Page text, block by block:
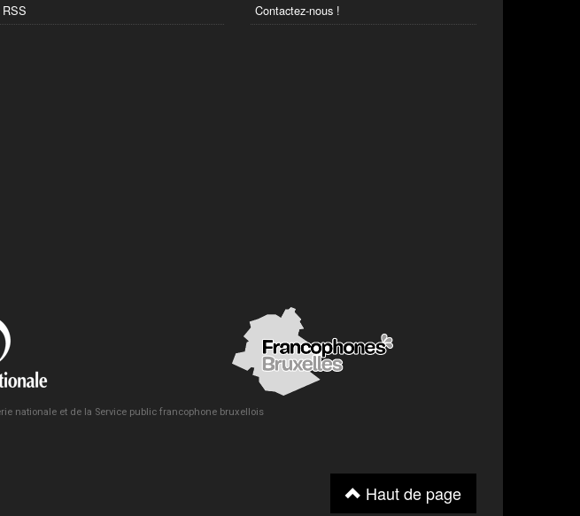
RSS
Contactez-nous !
nationale et de la Service public francophone bruxellois
Haut de page